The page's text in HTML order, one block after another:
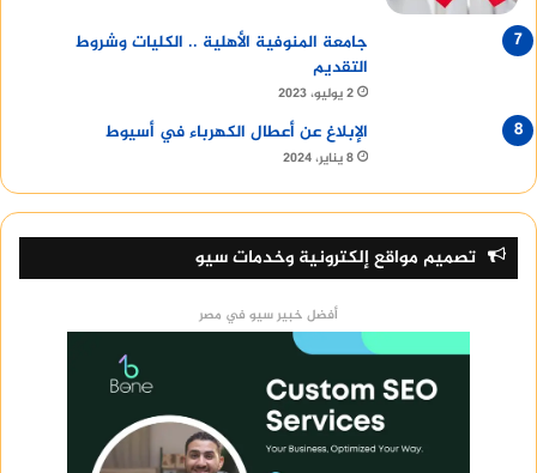
جامعة المنوفية الأهلية .. الكليات وشروط
التقديم
2 يوليو، 2023
الإبلاغ عن أعطال الكهرباء في أسيوط
8 يناير، 2024
تصميم مواقع إلكترونية وخدمات سيو
أفضل خبير سيو في مصر